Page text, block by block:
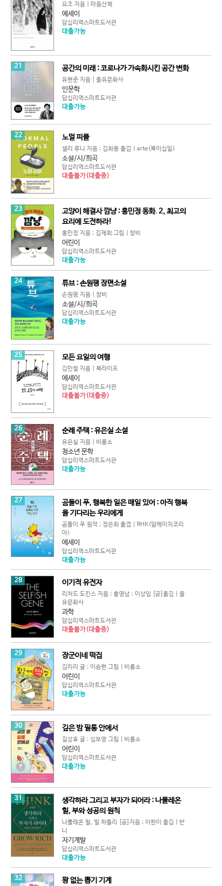
요조 지음 | 마음산책
에세이
답십리역스마트도서관
대출가능
21 공간의 미래 : 코로나가 가속화시킨 공간 변화
유현준 지음 | 을유문화사
인문학
답십리역스마트도서관
대출가능
22 노멀 피플
샐리 루니 지음 ; 김희용 옮김 | arte(북이십일)
소설/시/희곡
답십리역스마트도서관
대출불가(대출중)
23
고양이 해결사 깜냥 : 홍민정 동화. 2, 최고의
요리에 도전하라!
홍민정 지음 ; 김재희 그림 | 창비
어린이
답십리역스마트도서관
대출가능
24 튜브 : 손원평 장편소설
손원평 지음 | 창비
소설/시/희곡
답십리역스마트도서관
대출가능
25 모든 요일의 여행
김민철 지음 | 북라이프
에세이
답십리역스마트도서관
대출불가(대출중)
26 순례 주택 : 유은실 소설
유은실 지음 | 비룡소
청소년 문학
답십리역스마트도서관
대출가능
27
곰돌이 푸, 행복한 일은 매일 있어 : 아직 행복
을 기다리는 우리에게
곰돌이 푸 원작 ; 정은희 옮겸 | RHK(알에이치코리
아)
에세이
답십리역스마트도서관
대출가능
28 이기적 유전자
리처드 도킨스 지음 ; 홍영남 ; 이상임 [공]옮김 | 을
유문화사
과학
답십리역스마트도서관
대출불가(대출중)
29 장군이네 떡집
김리리 글 ; 이승현 그림 | 비룡소
어린이
답십리역스마트도서관
대출가능
30 깊은 밤 필통 안에서
길상효 글 ; 심보영 그림 | 비룡소
어린이
답십리역스마트도서관
대출가능
31
생각하라 그리고 부자가 되어라 : 나폴레온
힐, 부와 성공의 원칙
나폴레온 힐, 빌 하틀리 [공]지음 ; 이한이 옮김 | 반
니
자기계발
답십리역스마트도서관
대출가능
32 꽝 없는 뽑기 기계